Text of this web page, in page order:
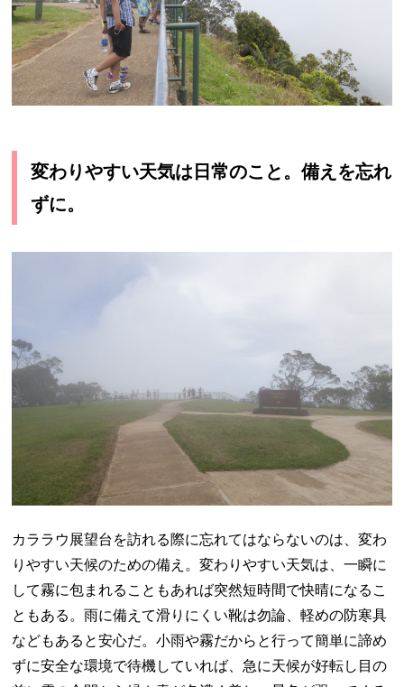
変わりやすい天気は日常のこと。備えを忘れ
ずに。
カララウ展望台を訪れる際に忘れてはならないのは、変わ
りやすい天候のための備え。変わりやすい天気は、一瞬に
して霧に包まれることもあれば突然短時間で快晴になるこ
ともある。雨に備えて滑りにくい靴は勿論、軽めの防寒具
などもあると安心だ。小雨や霧だからと行って簡単に諦め
ずに安全な環境で待機していれば、急に天候が好転し目の